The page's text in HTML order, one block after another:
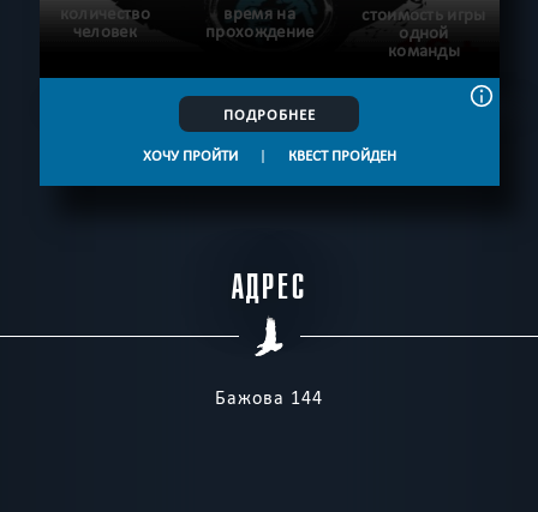
количество
человек
время на
прохождение
стоимость игры
одной
команды
ПОДРОБНЕЕ
ХОЧУ ПРОЙТИ | КВЕСТ ПРОЙДЕН
АДРЕС
Бажова 144